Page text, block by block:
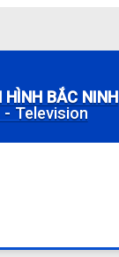
BẮC NINH
- Television